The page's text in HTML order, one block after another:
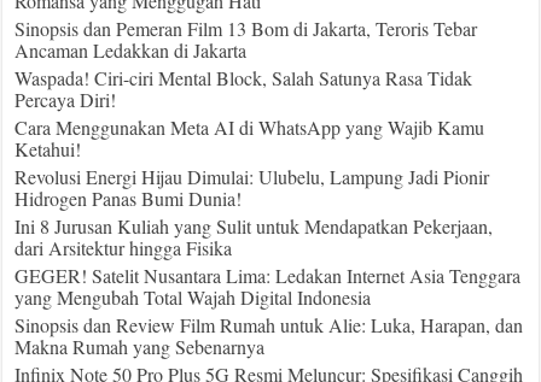
Sinopsis dan Pemeran Film 13 Bom di Jakarta, Teroris Tebar
Ancaman Ledakkan di Jakarta
Waspada! Ciri-ciri Mental Block, Salah Satunya Rasa Tidak
Percaya Diri!
Cara Menggunakan Meta AI di WhatsApp yang Wajib Kamu
Ketahui!
Revolusi Energi Hijau Dimulai: Ulubelu, Lampung Jadi Pionir
Hidrogen Panas Bumi Dunia!
Ini 8 Jurusan Kuliah yang Sulit untuk Mendapatkan Pekerjaan,
dari Arsitektur hingga Fisika
GEGER! Satelit Nusantara Lima: Ledakan Internet Asia Tenggara
yang Mengubah Total Wajah Digital Indonesia
Sinopsis dan Review Film Rumah untuk Alie: Luka, Harapan, dan
Makna Rumah yang Sebenarnya
Infinix Note 50 Pro Plus 5G Resmi Meluncur: Spesifikasi Canggih